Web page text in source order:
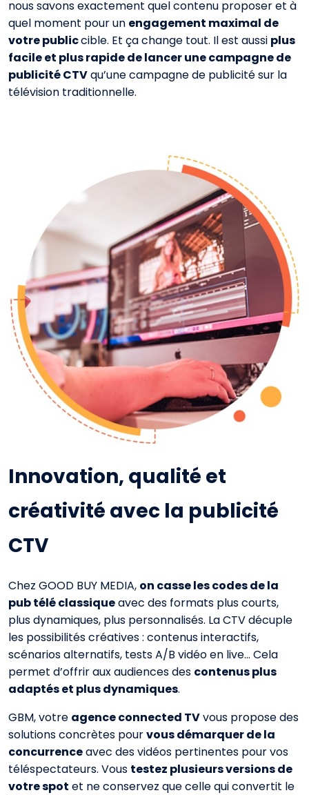
nous savons exactement quel contenu proposer et à
quel moment pour un engagement maximal de
votre publiccible. Et ça change tout. Il est aussi plus
facile et plus rapide de lancer une campagne de
publicité CTVqu’une campagne de publicité sur la
télévision traditionnelle.
Innovation, qualité et
créativité avec la publicité
CTV
Chez GOOD BUY MEDIA, on casse les codes de la
pub télé classiqueavec des formats plus courts,
plus dynamiques, plus personnalisés. La CTV décuple
les possibilités créatives : contenus interactifs,
scénarios alternatifs, tests A/B vidéo en live… Cela
permet d’offrir aux audiences des contenus plus
adaptés et plus dynamiques.
GBM, votre agence connected TVvous propose des
solutions concrètes pourvous démarquer de la
concurrenceavec des vidéos pertinentes pour vos
téléspectateurs. Vous testez plusieurs versions de
votre spot et ne conservez que celle qui convertit le